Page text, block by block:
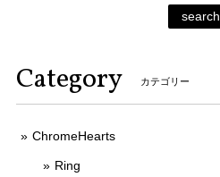
search
Category カテゴリー
ChromeHearts
Ring